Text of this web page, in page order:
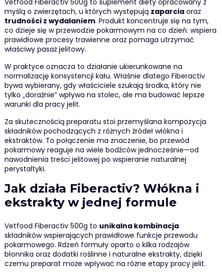
myślą o zwierzętach, u których występują zaparciaoraz
trudności z wydalaniem. Produkt koncentruje się na tym,
co dzieje się w przewodzie pokarmowym na co dzień: wspiera
prawidłowe procesy trawienne oraz pomaga utrzymać
właściwy pasaż jelitowy.
W praktyce oznacza to działanie ukierunkowane na
normalizację konsystencji kału. Właśnie dlatego Fiberactiv
bywa wybierany, gdy właściciele szukają środka, który nie
tylko „doraźnie” wpływa na stolec, ale ma budować lepsze
warunki dla pracy jelit.
Za skutecznością preparatu stoi przemyślana kompozycja
składników pochodzących z różnych źródeł włókna i
ekstraktów. To połączenie ma znaczenie, bo przewód
pokarmowy reaguje na wiele bodźców jednocześnie—od
nawodnienia treści jelitowej po wspieranie naturalnej
perystaltyki.
Jak działa Fiberactiv? Włókna i
ekstrakty w jednej formule
Vetfood Fiberactiv 500g to unikalna kombinacja
składników wspierających prawidłowe funkcje przewodu
pokarmowego. Rdzeń formuły oparto o kilka rodzajów
błonnika oraz dodatki roślinne i naturalne ekstrakty, dzięki
czemu preparat może wpływać na różne etapy pracy jelit.